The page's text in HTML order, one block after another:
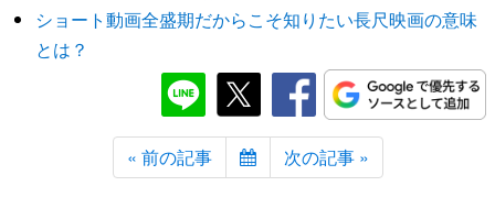
ショート動画全盛期だからこそ知りたい長尺映画の意味
とは？
« 前の記事 次の記事 »